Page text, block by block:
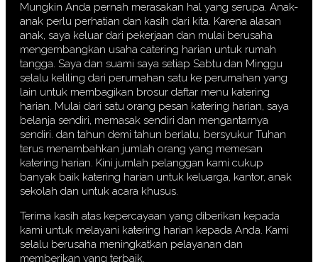
Mungkin Anda pernah merasakan hal yang serupa. Anak-
anak perlu perhatian dan kasih dari kita. Karena alasan
anak, saya keluar dari pekerjaan dan mulai berusaha
mengembangkan usaha catering harian untuk rumah
tangga. Saya dan suami saya setiap Sabtu dan Minggu
selalu keliling dari perumahan satu ke perumahan yang
lain untuk membagikan brosur daftar menu katering
harian. Mulai dari satu orang pesan katering harian, saya
belanja sendiri, memasak sendiri dan mengantarnya
sendiri. dan tahun demi tahun berlalu, bersyukur Tuhan
terus menambahkan jumlah orang yang memesan
katering harian. Kini jumlah pelanggan kami cukup
banyak baik katering harian untuk keluarga, kantor, anak
sekolah dan untuk acara khusus.
Terima kasih atas kepercayaan yang diberikan kepada
kami untuk melayani katering harian kepada Anda. Kami
selalu berusaha meningkatkan pelayanan dan
memberikan yang terbaik.